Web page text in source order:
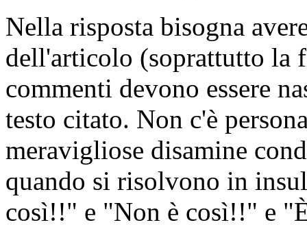
Nella risposta bisogna
dell'articolo (soprattutto la
commenti devono essere
testo citato. Non c'è
meravigliose disamine
quando si risolvono in
così!!" e "Non è così!!" e